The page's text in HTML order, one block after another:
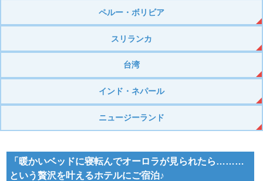
ペルー・ボリビア
スリランカ
台湾
インド・ネパール
ニュージーランド
「暖かいベッドに寝転んでオーロラが見られたら………
という贅沢を叶えるホテルにご宿泊♪